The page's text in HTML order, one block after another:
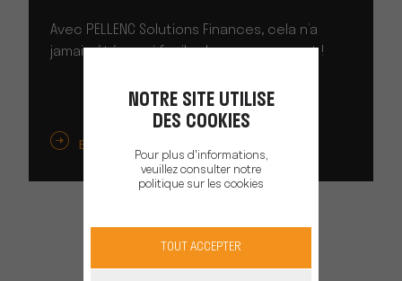
Avec PELLENC Solutions Finances, cela n’a
jamais été aussi facile de passer au vert !
EN SAVOIR PLUS
NOTRE SITE UTILISE
DES COOKIES
Pour plus d'informations,
veuillez consulter notre
politique sur les cookies
TOUT ACCEPTER